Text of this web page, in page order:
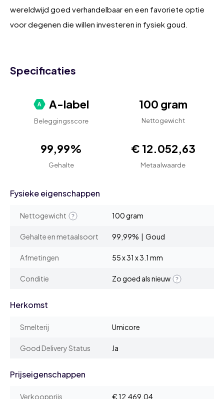
wereldwijd goed verhandelbaar en een favoriete optie
voor degenen die willen investeren in fysiek goud.
Specificaties
A-label
Beleggingsscore
100 gram
Nettogewicht
99,99%
Gehalte
€ 12.052,63
Metaalwaarde
Fysieke eigenschappen
Nettogewicht 100 gram
Gehalte en metaalsoort 99,99% | Goud
Afmetingen 55 x 31 x 3.1 mm
Conditie Zo goed als nieuw
Herkomst
Smelterij Umicore
Good Delivery Status Ja
Prijseigenschappen
Verkoopprijs € 12.469,04